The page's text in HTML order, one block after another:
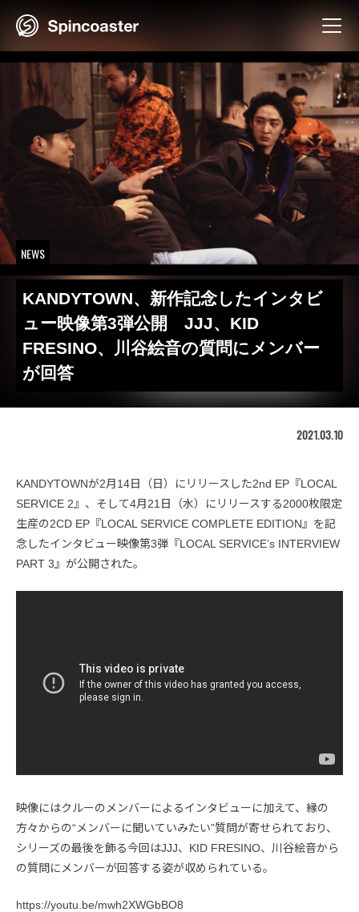
NEWS
KANDYTOWN、新作記念したインタビ
ュー映像第3弾公開 JJJ、KID
FRESINO、川谷絵音の質問にメンバー
が回答
2021.03.10
KANDYTOWNが2月14日（日）にリリースした2nd EP『LOCAL
SERVICE 2』、そして4月21日（水）にリリースする2000枚限定
生産の2CD EP『LOCAL SERVICE COMPLETE EDITION』を記
念したインタビュー映像第3弾『LOCAL SERVICE’s INTERVIEW
PART 3』が公開された。
映像にはクルーのメンバーによるインタビューに加えて、縁の
方々からの“メンバーに聞いていみたい”質問が寄せられており、
シリーズの最後を飾る今回はJJJ、KID FRESINO、川谷絵音から
の質問にメンバーが回答する姿が収められている。
https://youtu.be/mwh2XWGbBO8